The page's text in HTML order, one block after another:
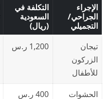
الإجراء
الجراحي/
التجميلي
التكلفة في
السعودية
(ريال)
تيجان
الزركون
للأطفال
1,200 ر.س
الحشوات
400 ر.س